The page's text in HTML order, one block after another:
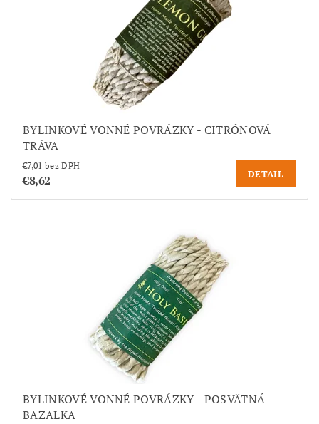
BYLINKOVÉ VONNÉ POVRÁZKY - CITRÓNOVÁ
TRÁVA
€7,01 bez DPH
€8,62 DETAIL
BYLINKOVÉ VONNÉ POVRÁZKY - POSVÄTNÁ
BAZALKA